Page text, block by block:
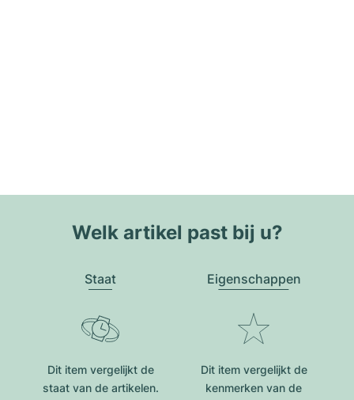
Welk artikel past bij u?
Staat
Dit item vergelijkt de
staat van de artikelen.
Eigenschappen
Dit item vergelijkt de
kenmerken van de